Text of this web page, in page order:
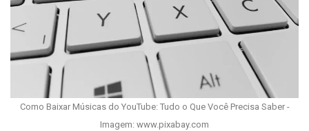
Como Baixar Músicas do YouTube: Tudo o Que Você Precisa Saber -
Imagem: www.pixabay.com